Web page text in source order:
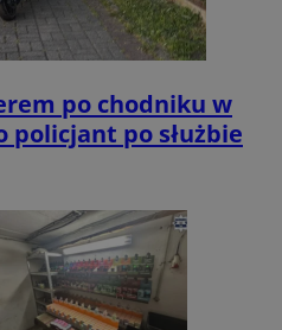
po chodniku w
policjant po służbie